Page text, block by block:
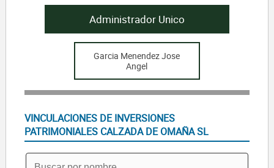
Administrador Unico
Garcia Menendez Jose
Angel
VINCULACIONES DE INVERSIONES
PATRIMONIALES CALZADA DE OMAÑA SL